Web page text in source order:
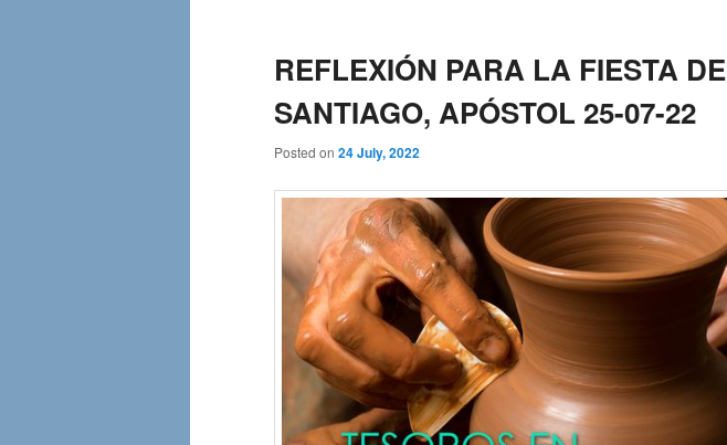
REFLEXIÓN PARA LA FIESTA DE
SANTIAGO, APÓSTOL 25-07-22
Posted on 24 July, 2022